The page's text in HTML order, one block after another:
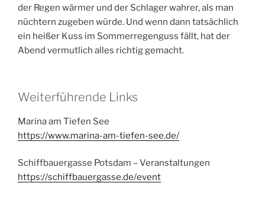
der Regen wärmer und der Schlager wahrer, als man
nüchtern zugeben würde. Und wenn dann tatsächlich
ein heißer Kuss im Sommerregenguss fällt, hat der
Abend vermutlich alles richtig gemacht.
Weiterführende Links
Marina am Tiefen See
https://www.marina-am-tiefen-see.de/
Schiffbauergasse Potsdam – Veranstaltungen
https://schiffbauergasse.de/event